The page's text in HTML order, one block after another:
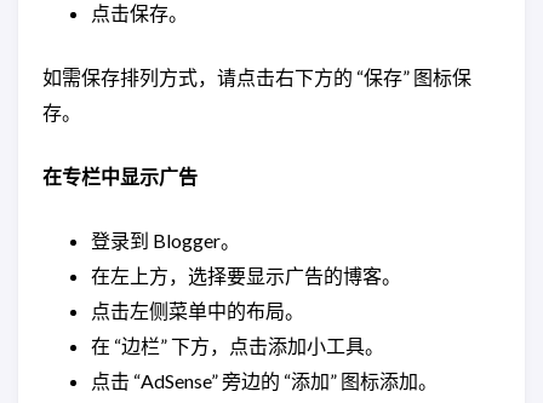
点击保存。
如需保存排列方式，请点击右下方的 “保存” 图标保
存。
在专栏中显示广告
登录到 Blogger。
在左上方，选择要显示广告的博客。
点击左侧菜单中的布局。
在 “边栏” 下方，点击添加小工具。
点击 “AdSense” 旁边的 “添加” 图标添加。